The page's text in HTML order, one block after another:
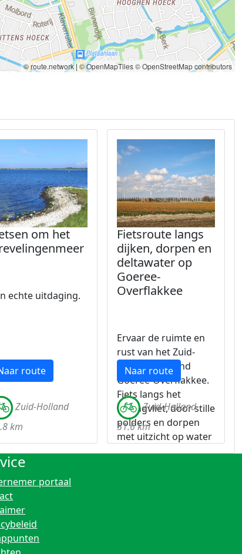
© route.network|© OpenMapTiles© OpenStreetMap contributors
om het
echte uitdaging.
route
Zuid-Holland
km
Fietsroute langs
dijken, dorpen en
deltawater op
Goeree-
Overflakkee
Ervaar de ruimte en
rust van het Zuid-
Hollandse eiland
Goeree-Overflakkee.
Fiets langs het
Haringvliet, door stille
polders en dorpen
met uitzicht op water
en land.
Naar route
Zuid-Holland
51.6 km
portaal